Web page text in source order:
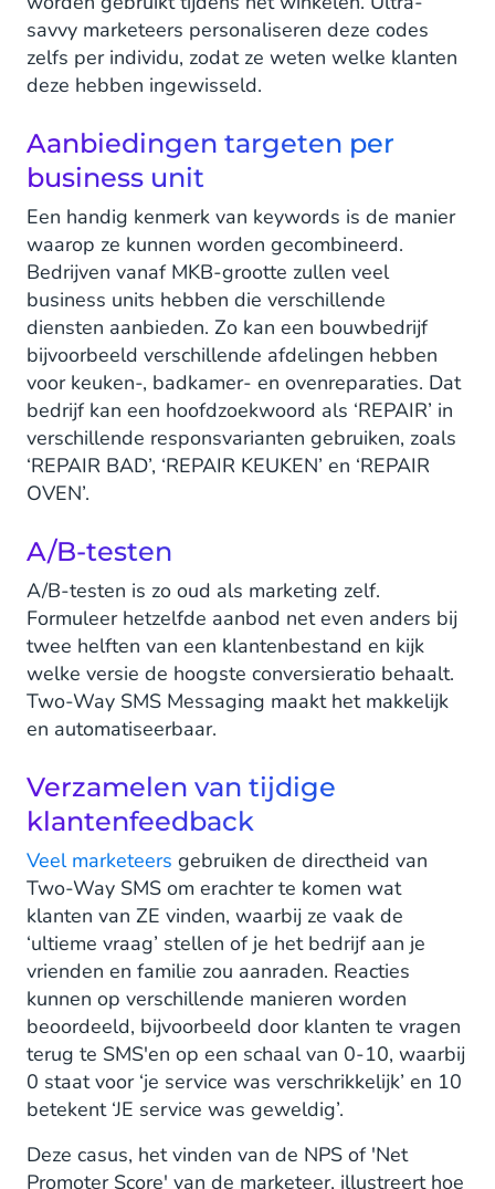
savvy marketeers personaliseren deze codes
zelfs per individu, zodat ze weten welke klanten
deze hebben ingewisseld.
Aanbiedingen targeten per
business unit
Een handig kenmerk van keywords is de manier
waarop ze kunnen worden gecombineerd.
Bedrijven vanaf MKB-grootte zullen veel
business units hebben die verschillende
diensten aanbieden. Zo kan een bouwbedrijf
bijvoorbeeld verschillende afdelingen hebben
voor keuken-, badkamer- en ovenreparaties. Dat
bedrijf kan een hoofdzoekwoord als ‘REPAIR’ in
verschillende responsvarianten gebruiken, zoals
‘REPAIR BAD’, ‘REPAIR KEUKEN’ en ‘REPAIR
OVEN’.
A/B-testen
A/B-testen is zo oud als marketing zelf.
Formuleer hetzelfde aanbod net even anders bij
twee helften van een klantenbestand en kijk
welke versie de hoogste conversieratio behaalt.
Two-Way SMS Messaging maakt het makkelijk
en automatiseerbaar.
Verzamelen van tijdige
klantenfeedback
Veel marketeers gebruiken de directheid van
Two-Way SMS om erachter te komen wat
klanten van ZE vinden, waarbij ze vaak de
‘ultieme vraag’ stellen of je het bedrijf aan je
vrienden en familie zou aanraden. Reacties
kunnen op verschillende manieren worden
beoordeeld, bijvoorbeeld door klanten te vragen
terug te SMS'en op een schaal van 0-10, waarbij
0 staat voor ‘je service was verschrikkelijk’ en 10
betekent ‘JE service was geweldig’.
Deze casus, het vinden van de NPS of 'Net
Promoter Score' van de marketeer, illustreert hoe